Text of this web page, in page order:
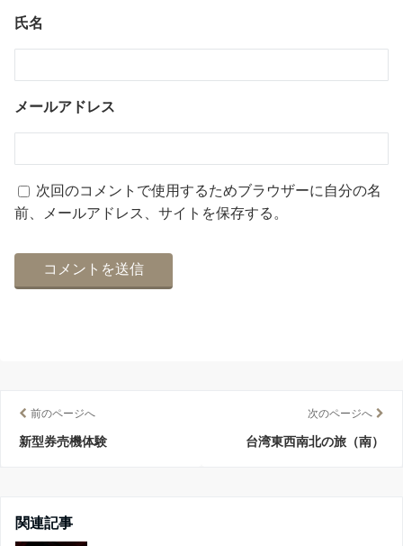
氏名
メールアドレス
次回のコメントで使用するためブラウザーに自分の名
前、メールアドレス、サイトを保存する。
前のページへ
新型券売機体験
次のページへ
台湾東西南北の旅（南）
関連記事